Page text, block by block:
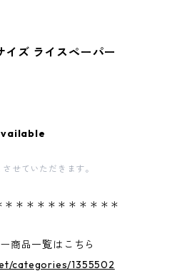
ズ ライスペーパー
せていただきます。
＊＊＊＊＊＊＊＊＊＊
商品一覧はこちら
categories/1355502